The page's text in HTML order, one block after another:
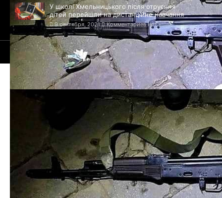
У школі Хмельницького після отруєння
дітей перейшли на дистанційне навчання
9 сентября, 2021 Комментариев нет
© 2021-2026 Сайт Черновцов - 1408